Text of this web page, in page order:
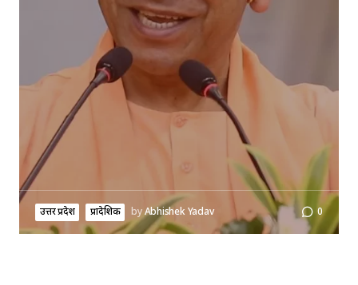
उत्तर प्रदेश प्रादेशिक byAbhishek Yadav 0